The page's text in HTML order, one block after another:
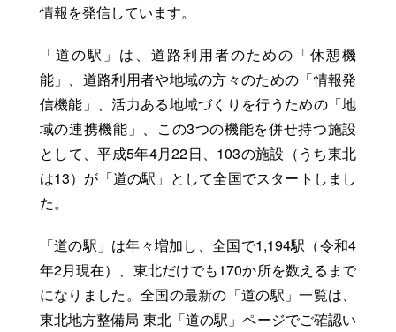
情報を発信しています。
「道の駅」は、道路利用者のための「休憩機
能」、道路利用者や地域の方々のための「情報発
信機能」、活力ある地域づくりを行うための「地
域の連携機能」、この3つの機能を併せ持つ施設
として、平成5年4月22日、103の施設（うち東北
は13）が「道の駅」として全国でスタートしまし
た。
「道の駅」は年々増加し、全国で1,194駅（令和4
年2月現在）、東北だけでも170か所を数えるまで
になりました。全国の最新の「道の駅」一覧は、
東北地方整備局 東北「道の駅」ページでご確認い